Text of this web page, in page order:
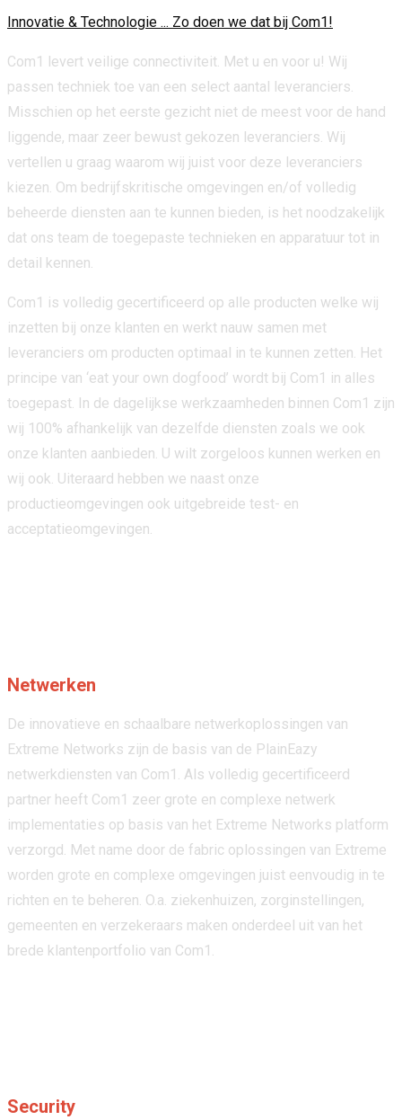
Innovatie & Technologie ... Zo doen we dat bij Com1!
Com1 levert veilige connectiviteit. Met u en voor u! Wij
passen techniek toe van een select aantal leveranciers.
Misschien op het eerste gezicht niet de meest voor de hand
liggende, maar zeer bewust gekozen leveranciers. Wij
vertellen u graag waarom wij juist voor deze leveranciers
kiezen. Om bedrijfskritische omgevingen en/of volledig
beheerde diensten aan te kunnen bieden, is het noodzakelijk
dat ons team de toegepaste technieken en apparatuur tot in
detail kennen.
Com1 is volledig gecertificeerd op alle producten welke wij
inzetten bij onze klanten en werkt nauw samen met
leveranciers om producten optimaal in te kunnen zetten. Het
principe van ‘eat your own dogfood’ wordt bij Com1 in alles
toegepast. In de dagelijkse werkzaamheden binnen Com1 zijn
wij 100% afhankelijk van dezelfde diensten zoals we ook
onze klanten aanbieden. U wilt zorgeloos kunnen werken en
wij ook. Uiteraard hebben we naast onze
productieomgevingen ook uitgebreide test- en
acceptatieomgevingen.
Netwerken
De innovatieve en schaalbare netwerkoplossingen van
Extreme Networks zijn de basis van de PlainEazy
netwerkdiensten van Com1. Als volledig gecertificeerd
partner heeft Com1 zeer grote en complexe netwerk
implementaties op basis van het Extreme Networks platform
verzorgd. Met name door de fabric oplossingen van Extreme
worden grote en complexe omgevingen juist eenvoudig in te
richten en te beheren. O.a. ziekenhuizen, zorginstellingen,
gemeenten en verzekeraars maken onderdeel uit van het
brede klantenportfolio van Com1.
Security